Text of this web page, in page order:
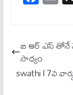
ce
ok
m
బి ఆర్ ఎస్ తోనే
సాధ్యం
swathi l 7వ